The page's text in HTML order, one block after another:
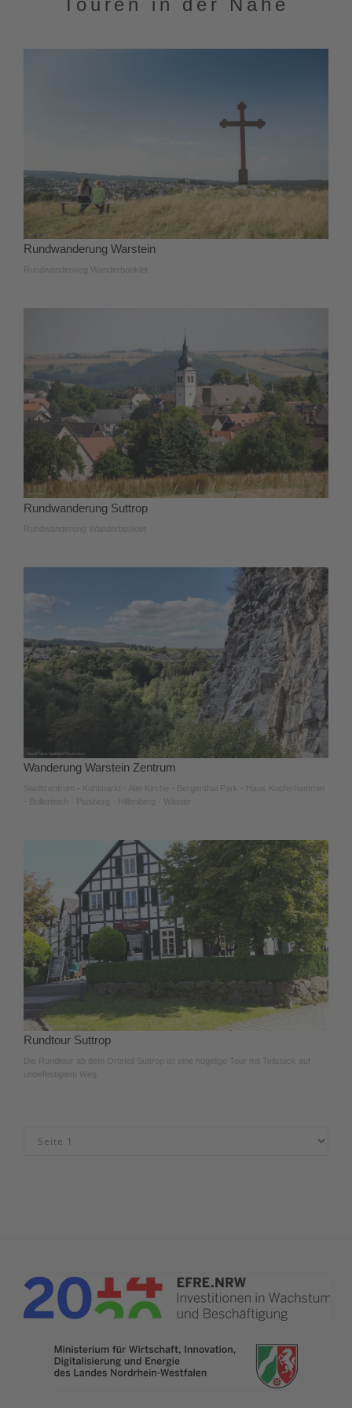
Rundwanderung Warstein
Rundwanderweg Wanderbooklet
Rundwanderung Suttrop
Rundwanderung Wanderbooklet
Wanderung Warstein Zentrum
Stadtzentrum - Kohlmarkt - Alte Kirche - Bergenthal Park - Haus Kupferhammer
- Bullerteich - Piusberg - Hillenberg - Wäster
Rundtour Suttrop
Die Rundtour ab dem Ortsteil Suttrop ist eine hügelige Tour mit Teilstück auf
unbefestigtem Weg.